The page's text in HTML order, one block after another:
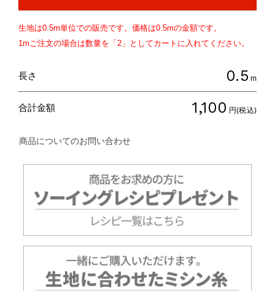
生地は0.5m単位での販売です。価格は0.5mの金額です。
1mご注文の場合は数量を「2」としてカートに入れてください。
長さ 0.5 m
合計金額 1,100 円(税込)
商品についてのお問い合わせ